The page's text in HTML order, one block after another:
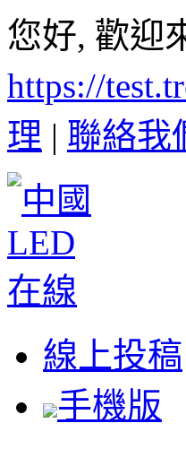
您好, 歡迎
https://
理 | 聯絡我
線上投稿
手機版